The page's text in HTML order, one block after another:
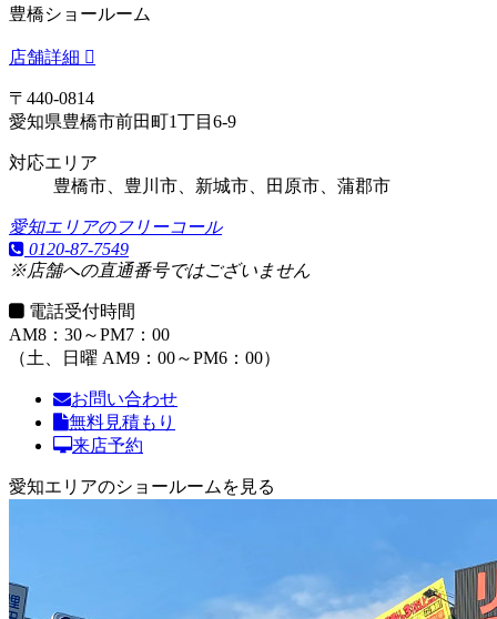
豊橋ショールーム
店舗詳細
〒440-0814
愛知県豊橋市前田町1丁目6-9
対応エリア
豊橋市、豊川市、新城市、田原市、蒲郡市
愛知エリアのフリーコール
0120-87-7549
※店舗への直通番号ではございません
電話受付時間
AM8：30～PM7：00
（土、日曜 AM9：00～PM6：00）
お問い合わせ
無料見積もり
来店予約
愛知エリアのショールームを見る